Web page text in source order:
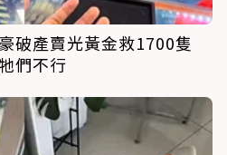
破產賣光黃金救1700隻
們不行